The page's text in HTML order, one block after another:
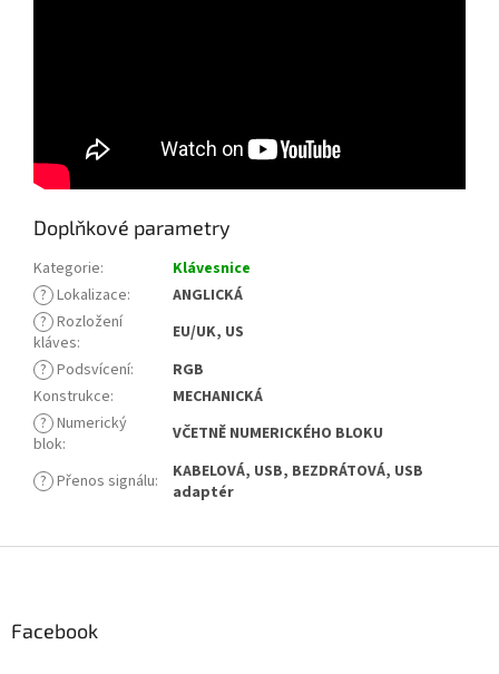
Doplňkové parametry
Kategorie:
Klávesnice
? Lokalizace:
ANGLICKÁ
? Rozložení
kláves:
EU/UK, US
? Podsvícení:
RGB
Konstrukce:
MECHANICKÁ
? Numerický
blok: VČETNĚ NUMERICKÉHO BLOKU
? Přenos signálu:
KABELOVÁ, USB, BEZDRÁTOVÁ, USB
adaptér
Facebook